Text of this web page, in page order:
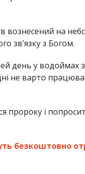
на небо
зв’язку з Богом.
день у водоймах
не варто
пророку і
безкоштовно